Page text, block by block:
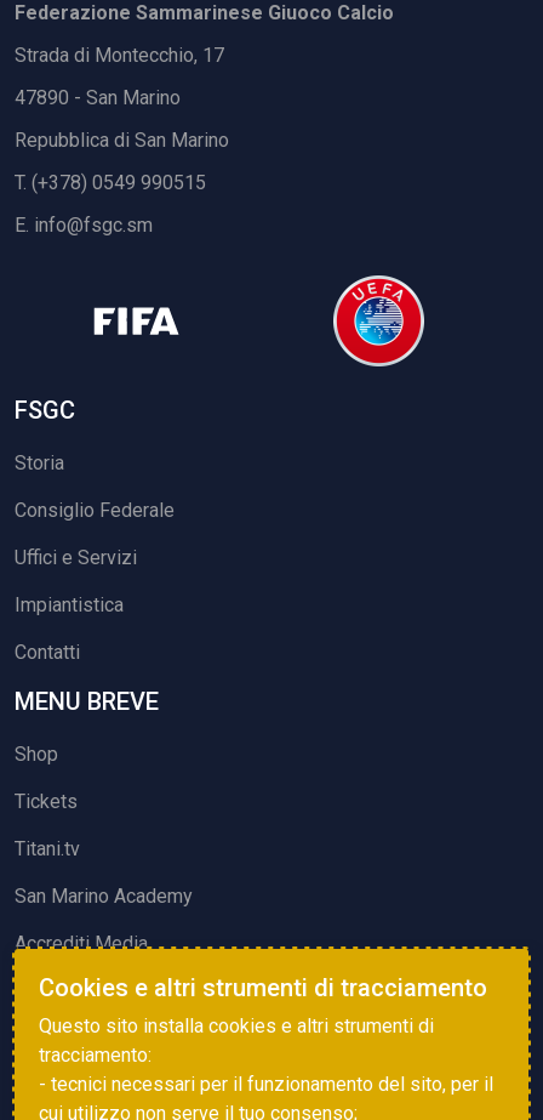
Federazione Sammarinese Giuoco Calcio
Strada di Montecchio, 17
47890 - San Marino
Repubblica di San Marino
T. (+378) 0549 990515
E. info@fsgc.sm
FSGC
Storia
Consiglio Federale
Uffici e Servizi
Impiantistica
Contatti
MENU BREVE
Shop
Tickets
Titani.tv
San Marino Academy
Accrediti Media
ATTIVITÀ ED EVENTI
Squadre di Calcio
Associazione Sammarinese Arbitri
Cookies e altri strumenti di tracciamento
Questo sito installa cookies e altri strumenti di
tracciamento:
- tecnici necessari per il funzionamento del sito, per il
cui utilizzo non serve il tuo consenso;